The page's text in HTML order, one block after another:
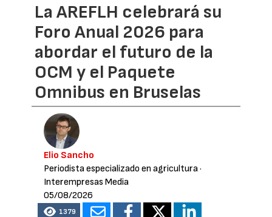
La AREFLH celebrará su
Foro Anual 2026 para
abordar el futuro de la
OCM y el Paquete
Omnibus en Bruselas
Elio Sancho
Periodista especializado en agricultura·
Interempresas Media
05/08/2026
1379